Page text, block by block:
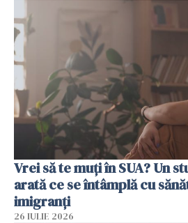
Vrei să te muți în SUA? Un
arată ce se întâmplă cu
imigranți
26 IULIE 2026